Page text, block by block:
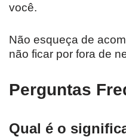
você.
Não esqueça de
não ficar por fora de
Perguntas
Qual é o